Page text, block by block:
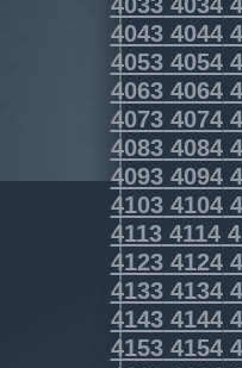
40434044
40534054
40634064
40734074
40834084
40934094
41034104
41134114
41234124
41334134
41434144
41534154